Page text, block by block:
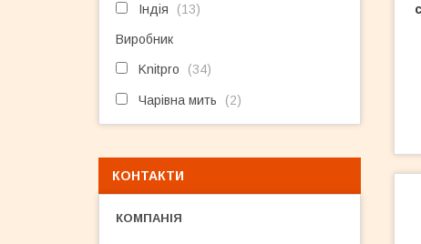
Індія 13
Виробник
Knitpro 34
Чарівна мить 2
КОНТАКТИ